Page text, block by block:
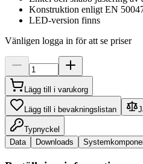
Konstruktion enligt EN
LED-version finns
Vänligen logga in för att se priser
Lägg till i varukorg
Lägg till i bevakningslistan
Typnyckel
Data
Downloads